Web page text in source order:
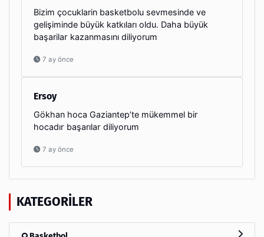
Bizim çocuklarin basketbolu sevmesinde ve
gelişiminde büyük katkıları oldu. Daha büyük
başarilar kazanmasını diliyorum
7 ay önce
Ersoy
Gökhan hoca Gaziantep’te mükemmel bir
hocadır başarılar diliyorum
7 ay önce
KATEGORILER